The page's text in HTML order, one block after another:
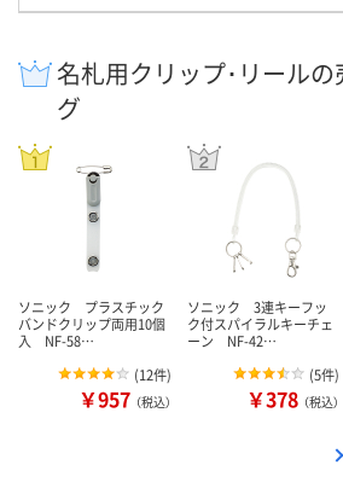
名札用クリップ･リール
グ
ソニック プラスチック
バンドクリップ両用10個
入 NF-58…
(12件)
￥957 （税込）
ソニック 3連キーフッ
ク付スパイラルキーチェ
ーン NF-42…
(5件)
￥378 （税込）